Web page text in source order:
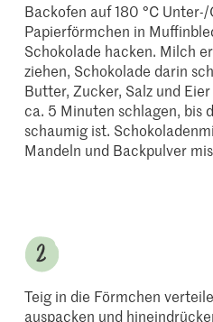
Backofen auf 180 °C
Papierförmchen in
Schokolade hacken. Milch
ziehen, Schokolade darin
Butter, Zucker, Salz und
ca. 5 Minuten schlagen, bis
schaumig ist.
Mandeln und Backpulver
Teig in die Förmchen
auspacken und